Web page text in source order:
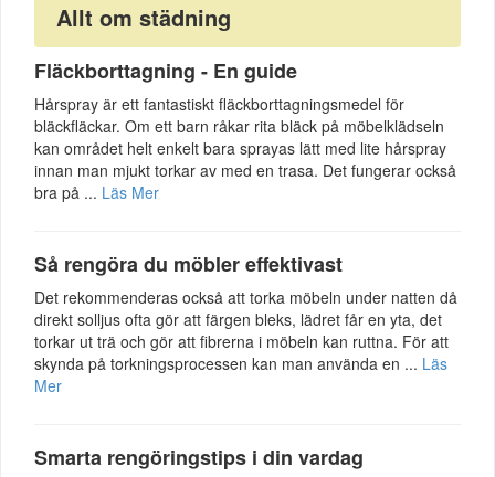
Allt om städning
Fläckborttagning - En guide
Hårspray är ett fantastiskt fläckborttagningsmedel för
bläckfläckar. Om ett barn råkar rita bläck på möbelklädseln
kan området helt enkelt bara sprayas lätt med lite hårspray
innan man mjukt torkar av med en trasa. Det fungerar också
bra på ... Läs Mer
Så rengöra du möbler effektivast
Det rekommenderas också att torka möbeln under natten då
direkt solljus ofta gör att färgen bleks, lädret får en yta, det
torkar ut trä och gör att fibrerna i möbeln kan ruttna. För att
skynda på torkningsprocessen kan man använda en ... Läs
Mer
Smarta rengöringstips i din vardag